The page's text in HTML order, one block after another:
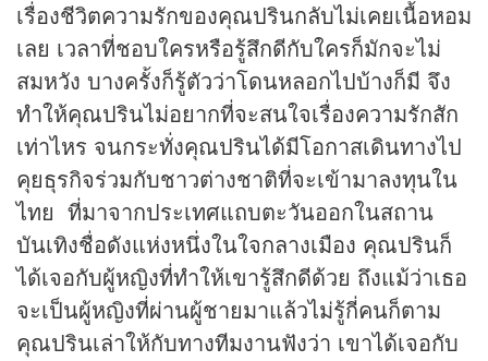
เรื่องชีวิตความรักของคุณปรินกลับไม่เคยเนื้อหอม
เลย เวลาที่ชอบใครหรือรู้สึกดีกับใครก็มักจะไม่
สมหวัง บางครั้งก็รู้ตัวว่าโดนหลอกไปบ้างก็มี จึง
ทำให้คุณปรินไม่อยากที่จะสนใจเรื่องความรักสัก
เท่าไหร จนกระทั่งคุณปรินได้มีโอกาสเดินทางไป
คุยธุรกิจร่วมกับชาวต่างชาติที่จะเข้ามาลงทุนใน
ไทย ที่มาจากประเทศแถบตะวันออกในสถาน
บันเทิงชื่อดังแห่งหนึ่งในใจกลางเมือง คุณปรินก็
ได้เจอกับผู้หญิงที่ทำให้เขารู้สึกดีด้วย ถึงแม้ว่าเธอ
จะเป็นผู้หญิงที่ผ่านผู้ชายมาแล้วไม่รู้กี่คนก็ตาม
คุณปรินเล่าให้กับทางทีมงานฟังว่า เขาได้เจอกับ